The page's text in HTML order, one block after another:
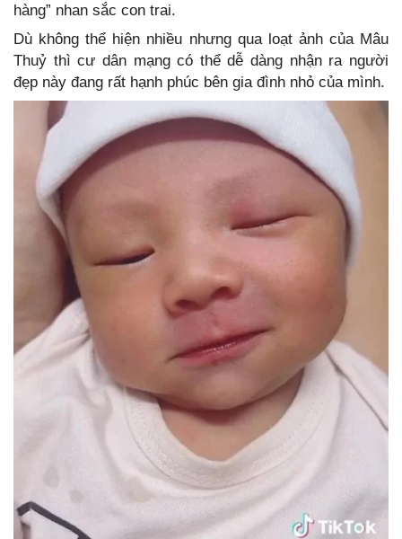
hàng” nhan sắc con trai.
Dù không thể hiện nhiều nhưng qua loạt ảnh của Mâu
Thuỷ thì cư dân mạng có thể dễ dàng nhận ra người
đẹp này đang rất hạnh phúc bên gia đình nhỏ của mình.